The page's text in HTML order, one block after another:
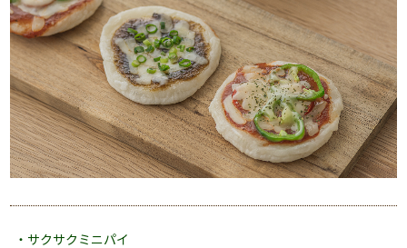
・サクサクミニパイ